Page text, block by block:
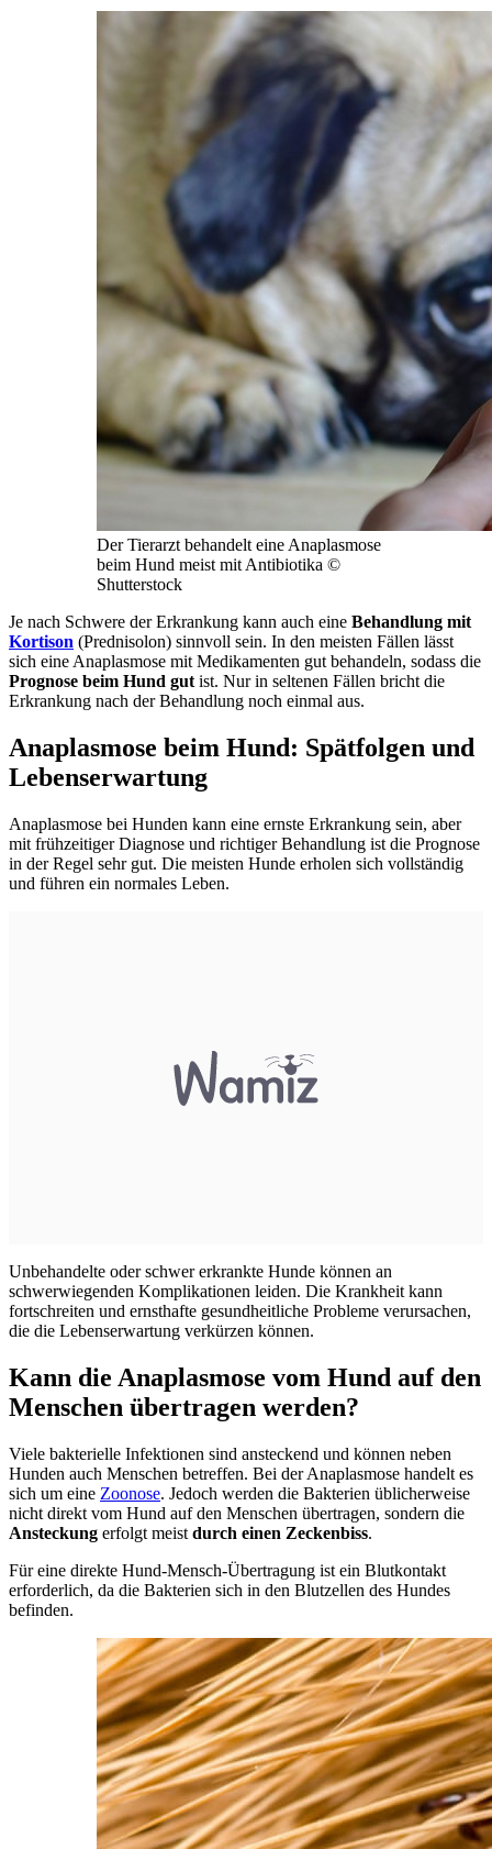
Der Tierarzt behandelt eine Anaplasmose
beim Hund meist mit Antibiotika ©
Shutterstock
Je nach Schwere der Erkrankung kann auch eine Behandlung mit
Kortison (Prednisolon) sinnvoll sein. In den meisten Fällen lässt
sich eine Anaplasmose mit Medikamenten gut behandeln, sodass die
Prognose beim Hund gut ist. Nur in seltenen Fällen bricht die
Erkrankung nach der Behandlung noch einmal aus.
Anaplasmose beim Hund: Spätfolgen und
Lebenserwartung
Anaplasmose bei Hunden kann eine ernste Erkrankung sein, aber
mit frühzeitiger Diagnose und richtiger Behandlung ist die Prognose
in der Regel sehr gut. Die meisten Hunde erholen sich vollständig
und führen ein normales Leben.
Unbehandelte oder schwer erkrankte Hunde können an
schwerwiegenden Komplikationen leiden. Die Krankheit kann
fortschreiten und ernsthafte gesundheitliche Probleme verursachen,
die die Lebenserwartung verkürzen können.
Kann die Anaplasmose vom Hund auf den
Menschen übertragen werden?
Viele bakterielle Infektionen sind ansteckend und können neben
Hunden auch Menschen betreffen. Bei der Anaplasmose handelt es
sich um eine Zoonose. Jedoch werden die Bakterien üblicherweise
nicht direkt vom Hund auf den Menschen übertragen, sondern die
Ansteckung erfolgt meist durch einen Zeckenbiss.
Für eine direkte Hund-Mensch-Übertragung ist ein Blutkontakt
erforderlich, da die Bakterien sich in den Blutzellen des Hundes
befinden.